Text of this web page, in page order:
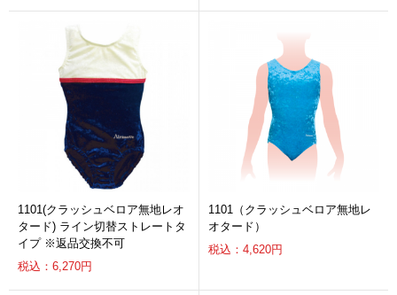
1101(クラッシュベロア無地レオ
タード) ライン切替ストレートタ
イプ ※返品交換不可
税込：6,270円
1101（クラッシュベロア無地レ
オタード）
税込：4,620円